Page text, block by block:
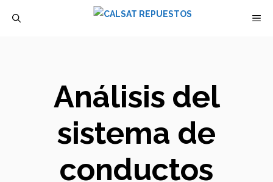
Análisis del
sistema de
conductos